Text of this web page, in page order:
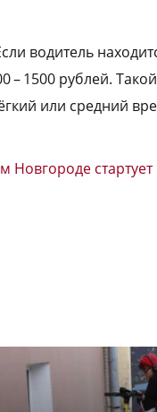
водитель
– 1500 рублей.
или средний
Новгороде